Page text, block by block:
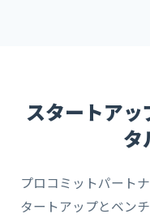
スタートア
タ
プロコミットパート
タートアップとベン